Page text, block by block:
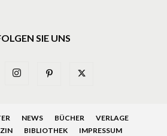
SIE UNS
NEWS BÜCHER
VERLAGE
BIBLIOTHEK
IMPRESSUM